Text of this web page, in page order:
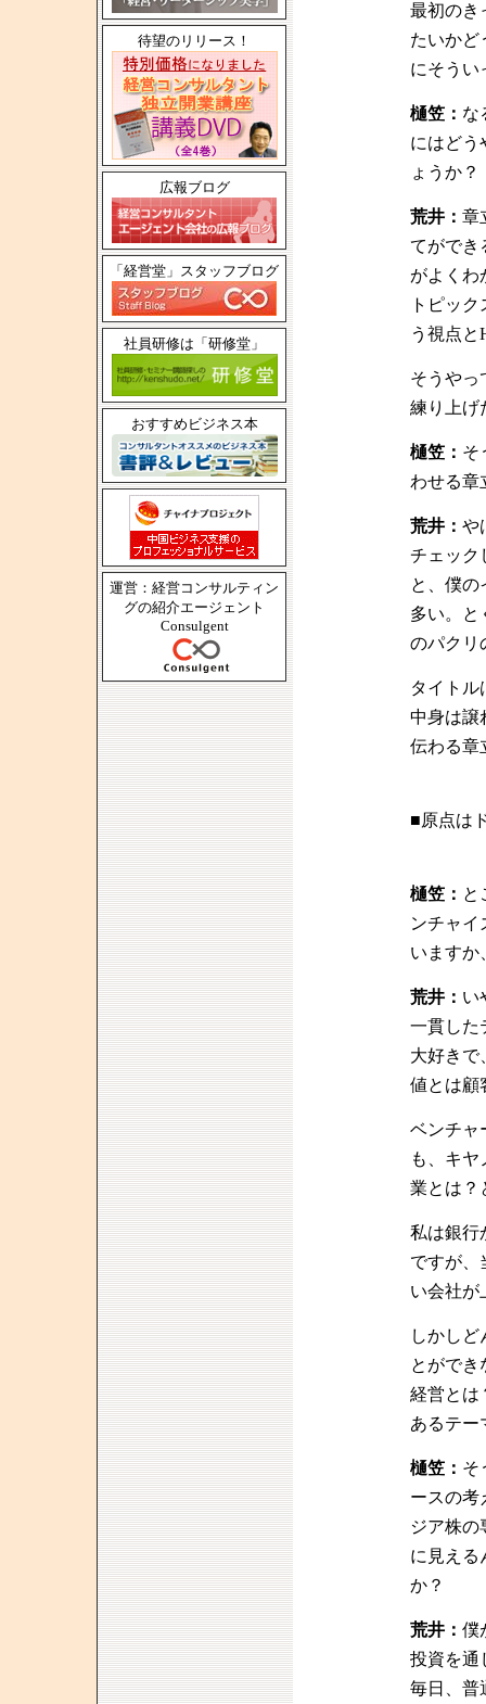
待望のリリース！
広報ブログ
「経営堂」スタッフブログ
社員研修は「研修堂」
おすすめビジネス本
運営：経営コンサルティン
グの紹介エージェント
Consulgent
最初のき
たいかど
にそうい
樋笠： な
にはどう
ょうか？
荒井： 章
てができ
がよくわ
トピッ
う視点
そうやっ
練り上げ
樋笠： そ
わせる章
荒井： や
チェック
と、僕の
多い。と
のパクリ
タイトル
中身は譲
伝わる章
■原点は
樋笠： と
ンチャイ
いますか
荒井： い
一貫した
大好きで
値とは顧
ベンチャ
も、キ
業とは？
私は銀行
ですが、
い会社が
しかし
とができ
経営とは
あるテー
樋笠： そ
ースの考
ジア株の
に見える
か？
荒井： 僕
投資を通
毎日、普